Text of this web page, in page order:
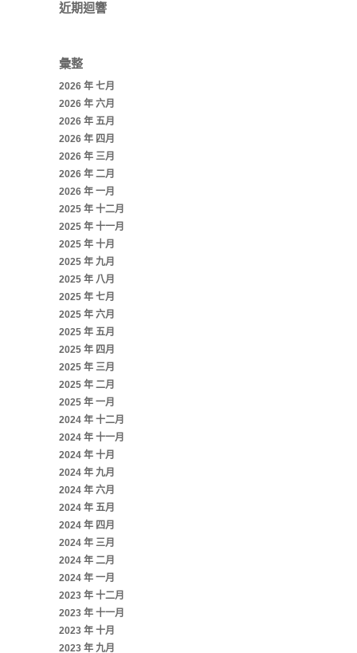
近期迴響
彙整
2026 年 七月
2026 年 六月
2026 年 五月
2026 年 四月
2026 年 三月
2026 年 二月
2026 年 一月
2025 年 十二月
2025 年 十一月
2025 年 十月
2025 年 九月
2025 年 八月
2025 年 七月
2025 年 六月
2025 年 五月
2025 年 四月
2025 年 三月
2025 年 二月
2025 年 一月
2024 年 十二月
2024 年 十一月
2024 年 十月
2024 年 九月
2024 年 六月
2024 年 五月
2024 年 四月
2024 年 三月
2024 年 二月
2024 年 一月
2023 年 十二月
2023 年 十一月
2023 年 十月
2023 年 九月